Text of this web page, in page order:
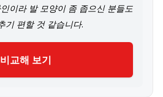
이라 발 모양이 좀 좁으신 분들도
기 편할 것 같습니다.
비교해 보기